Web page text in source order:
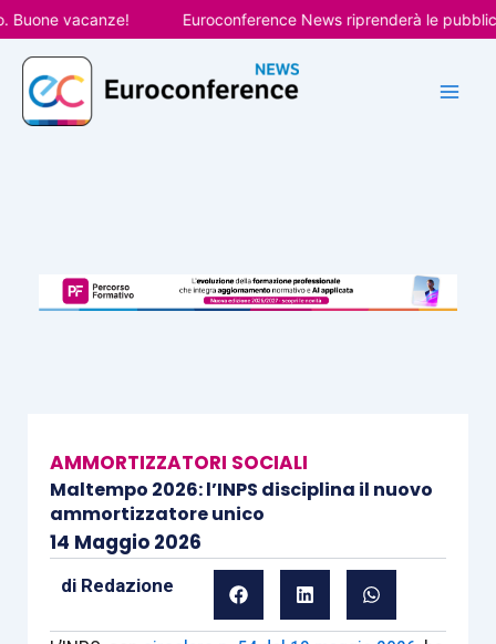
Vai
al
contenuto
vacanze! Euroconference News riprenderà le
AMMORTIZZATORI SOCIALI
Maltempo 2026: l’INPS disciplina il nuovo
ammortizzatore unico
14 Maggio 2026
di Redazione